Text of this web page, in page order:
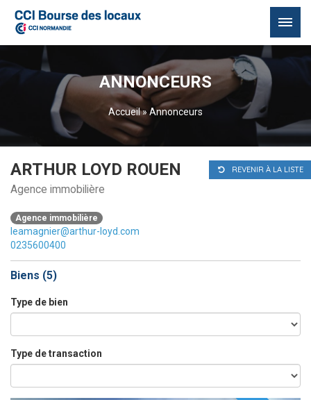
ANNONCEURS
Accueil»Annonceurs
REVENIR À LA LISTE
ARTHUR LOYD ROUEN
Agence immobilière
Agence immobilière
leamagnier@arthur-loyd.com
0235600400
Biens (5)
Type de bien
Type de transaction